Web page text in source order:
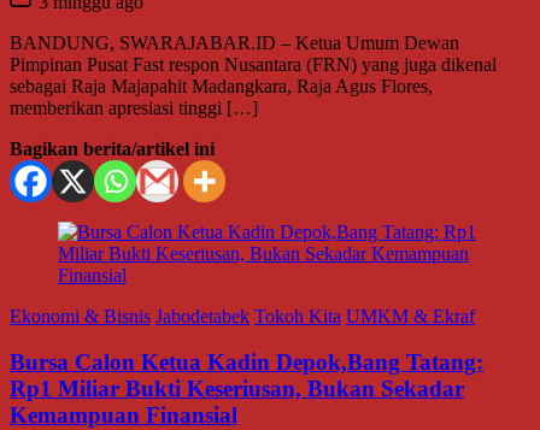
BANDUNG, SWARAJABAR.ID – Ketua Umum Dewan
Pimpinan Pusat Fast respon Nusantara (FRN) yang juga dikenal
sebagai Raja Majapahit Madangkara, Raja Agus Flores,
memberikan apresiasi tinggi […]
Bagikan berita/artikel ini
Ekonomi & Bisnis Jabodetabek Tokoh Kita UMKM & Ekraf
Bursa Calon Ketua Kadin Depok,Bang Tatang:
Rp1 Miliar Bukti Keseriusan, Bukan Sekadar
Kemampuan Finansial